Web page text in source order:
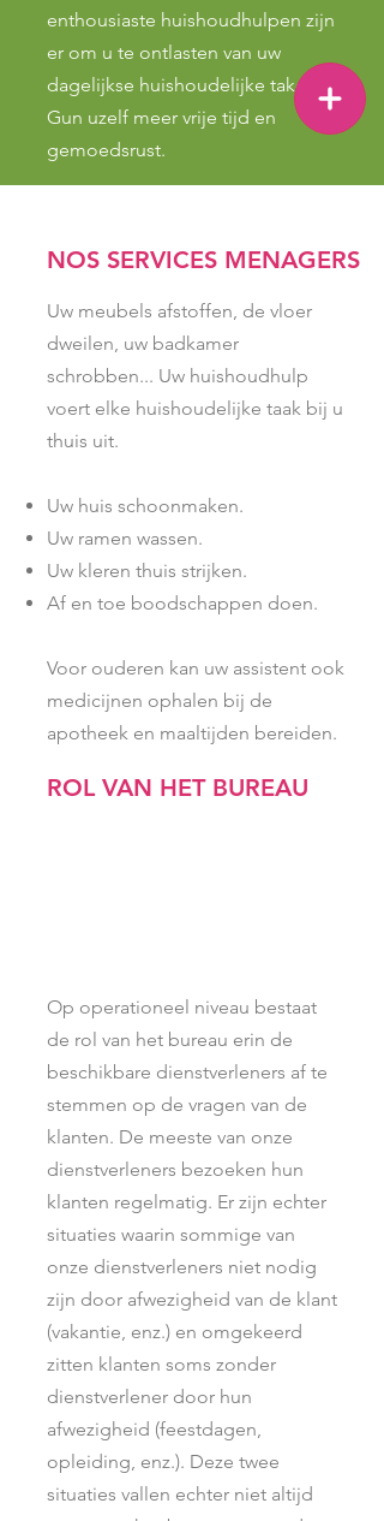
NOS SERVICES MENAGERS
Uw meubels afstoffen, de vloer
dweilen, uw badkamer
schrobben... Uw huishoudhulp
voert elke huishoudelijke taak bij u
thuis uit.
Uw huis schoonmaken.
Uw ramen wassen.
Uw kleren thuis strijken.
Af en toe boodschappen doen.
Voor ouderen kan uw assistent ook
medicijnen ophalen bij de
apotheek en maaltijden bereiden.
ROL VAN HET BUREAU
enthousiaste huishoudhulpen zijn
er om u te ontlasten van uw
dagelijkse huishoudelijke taken.
Gun uzelf meer vrije tijd en
gemoedsrust.
Op operationeel niveau bestaat
de rol van het bureau erin de
beschikbare dienstverleners af te
stemmen op de vragen van de
klanten. De meeste van onze
dienstverleners bezoeken hun
klanten regelmatig. Er zijn echter
situaties waarin sommige van
onze dienstverleners niet nodig
zijn door afwezigheid van de klant
(vakantie, enz.) en omgekeerd
zitten klanten soms zonder
dienstverlener door hun
afwezigheid (feestdagen,
opleiding, enz.). Deze twee
situaties vallen echter niet altijd